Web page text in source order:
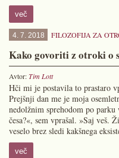
več
4. 7. 2018 FILOZOFIJA ZA
Kako govoriti z otroki o
Avtor:Tim Lott
Hči mi je postavila to prastaro
Prejšnji dan me je moja
nedolžnim sprehodom po parku
česa?«, sem vprašal. »Saj veš.
veselo brez sledi kakšnega
več